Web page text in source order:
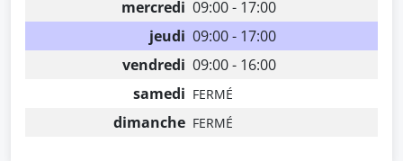
mercredi 09:00 - 17:00
jeudi 09:00 - 17:00
vendredi 09:00 - 16:00
samedi FERMÉ
dimanche FERMÉ